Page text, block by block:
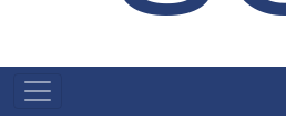
NAVEGAÇÃO
PRINCIPAL